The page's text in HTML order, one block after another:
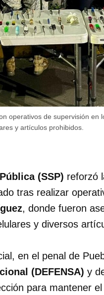
operativos de supervisión en
y artículos prohibidos.
(SSP) reforzó
tras realizar
, donde fueron
y diversos
en el penal de
(DEFENSA) y
para mantener